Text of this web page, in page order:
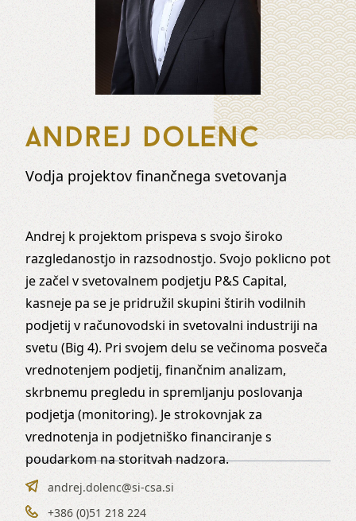
Andrej Dolenc
Vodja projektov finančnega svetovanja
Andrej k projektom prispeva s svojo široko
razgledanostjo in razsodnostjo. Svojo poklicno pot
je začel v svetovalnem podjetju P&S Capital,
kasneje pa se je pridružil skupini štirih vodilnih
podjetij v računovodski in svetovalni industriji na
svetu (Big 4). Pri svojem delu se večinoma posveča
vrednotenjem podjetij, finančnim analizam,
skrbnemu pregledu in spremljanju poslovanja
podjetja (monitoring). Je strokovnjak za
vrednotenja in podjetniško financiranje s
poudarkom na storitvah nadzora.
andrej.dolenc@si-csa.si
+386 (0)51 218 224